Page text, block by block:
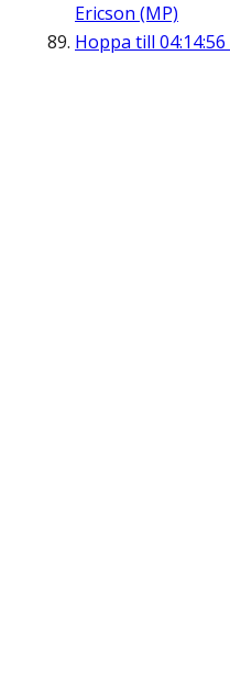
Ericson (MP)
Hoppa till 04:14:56